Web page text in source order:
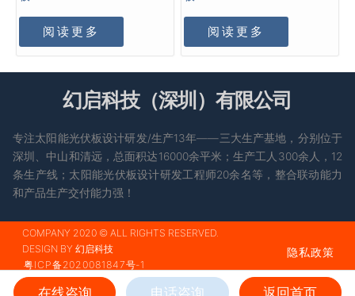
阅读更多 阅读更多
幻启科技（深圳）有限公司
专注太阳能光伏板设计研发/生产13年——三大生产基地，分别位于
深圳、中山和清远，总面积达16000余平米；生产工人300余人，12
条生产线；太阳能光伏板设计研发工程师20余名等，整合联动能力
和产品生产交付能力强！
COMPANY 2020 © ALL RIGHTS RESERVED.
DESIGN BY 幻启科技
隐私政策
粤ICP备2020081847号-1
在线咨询 电话咨询 返回首页